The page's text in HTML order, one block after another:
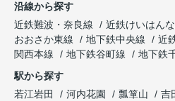
沿線から探す
近鉄難波・奈良線
近鉄けいはん
おおさか東線
地下鉄中央線 近
関西本線
地下鉄谷町線
地下鉄
駅から探す
若江岩田
河内花園 瓢箪山 吉